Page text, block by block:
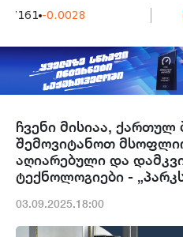
7161 -0.0028
ჩვენი მისიაა, ქართულ
შემოვიტანოთ
აღიარებული და
ტექნოლოგიები -
03.09.2025.18:00